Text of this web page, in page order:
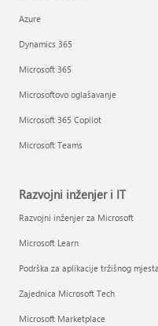
Azure
Dynamics 365
Microsoft 365
Microsoftovo oglašavanje
Microsoft 365 Copilot
Microsoft Teams
Razvojni inženjer i IT
Razvojni inženjer za Microsoft
Microsoft Learn
Podrška za aplikacije tržišnog
Zajednica Microsoft Tech
Microsoft Marketplace